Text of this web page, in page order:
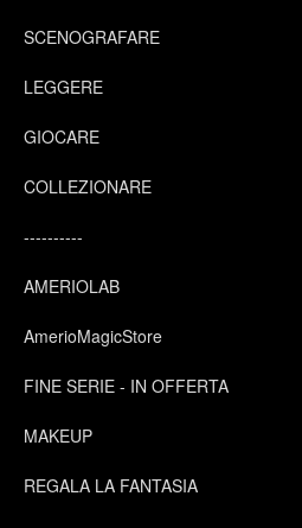
SCENOGRAFARE
LEGGERE
GIOCARE
COLLEZIONARE
----------
AMERIOLAB
AmerioMagicStore
FINE SERIE - IN OFFERTA
MAKEUP
REGALA LA FANTASIA